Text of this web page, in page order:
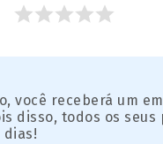
você receberá um
disso, todos os